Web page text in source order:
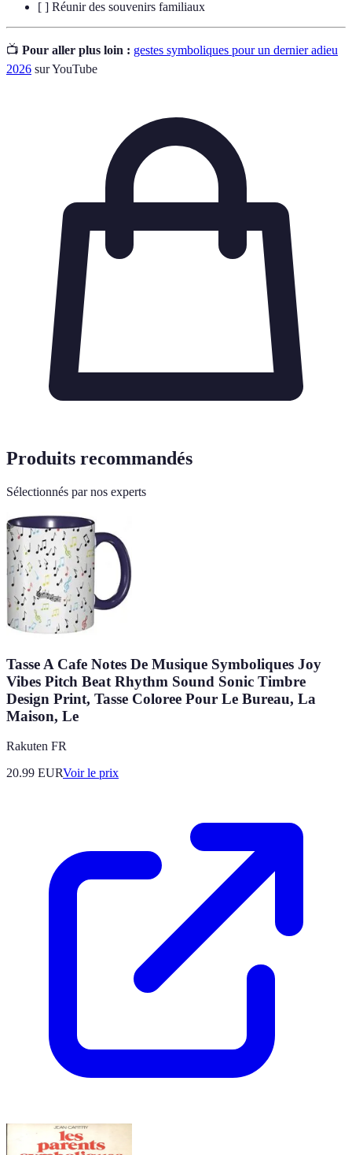
[ ] Réunir des souvenirs familiaux
📺 Pour aller plus loin : gestes symboliques pour un dernier adieu
2026 sur YouTube
Produits recommandés
Sélectionnés par nos experts
Tasse A Cafe Notes De Musique Symboliques Joy
Vibes Pitch Beat Rhythm Sound Sonic Timbre
Design Print, Tasse Coloree Pour Le Bureau, La
Maison, Le
Rakuten FR
20.99 EURVoir le prix